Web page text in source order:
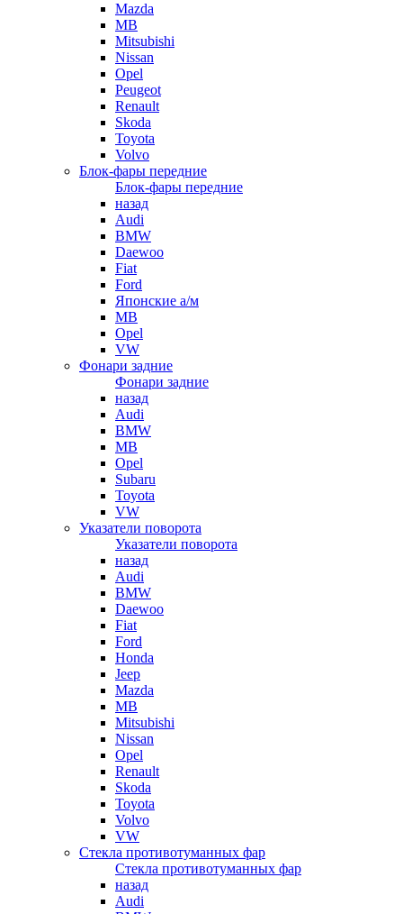
Mazda
MB
Mitsubishi
Nissan
Opel
Peugeot
Renault
Skoda
Toyota
Volvo
Блок-фары передние
Блок-фары передние
назад
Audi
BMW
Daewoo
Fiat
Ford
Японские а/м
MB
Opel
VW
Фонари задние
Фонари задние
назад
Audi
BMW
MB
Opel
Subaru
Toyota
VW
Указатели поворота
Указатели поворота
назад
Audi
BMW
Daewoo
Fiat
Ford
Honda
Jeep
Mazda
MB
Mitsubishi
Nissan
Opel
Renault
Skoda
Toyota
Volvo
VW
Стекла противотуманных фар
Стекла противотуманных фар
назад
Audi